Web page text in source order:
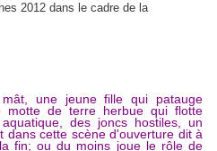
2012 dans le cadre de la
une jeune fille qui patauge
motte de terre herbue qui flotte
des joncs hostiles, un
dans cette scène d'ouverture dit à
fin; ou du moins joue le rôle de